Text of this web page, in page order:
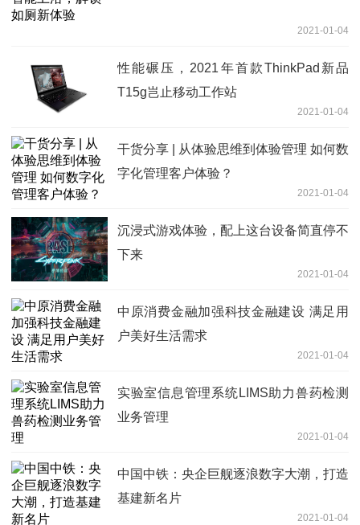
2021-01-04
性能碾压，2021年首款ThinkPad新品
T15g岂止移动工作站
2021-01-04
干货分享 | 从体验思维到体验管理 如何数
字化管理客户体验？
2021-01-04
沉浸式游戏体验，配上这台设备简直停不
下来
2021-01-04
中原消费金融加强科技金融建设 满足用
户美好生活需求
2021-01-04
实验室信息管理系统LIMS助力兽药检测
业务管理
2021-01-04
中国中铁：央企巨舰逐浪数字大潮，打造
基建新名片
2021-01-04